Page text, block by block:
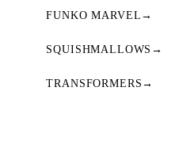
FUNKO MARVEL →
SQUISHMALLOWS →
TRANSFORMERS →